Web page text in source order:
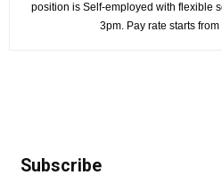
position is Self-employed with flexible
3pm. Pay rate starts
Subscribe